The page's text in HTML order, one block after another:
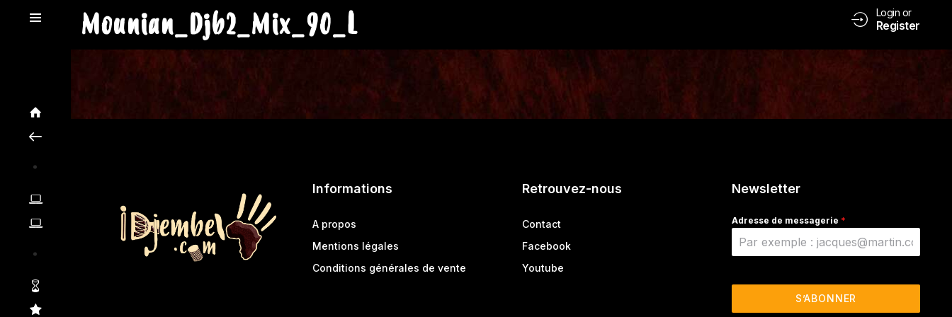
Mounian_Djb2_Mix_90_L Login or
Register
Informations
A propos
Mentions légales
Conditions générales de vente
Retrouvez-nous
Contact
Facebook
Youtube
Newsletter
Adresse de messagerie *
S’ABONNER